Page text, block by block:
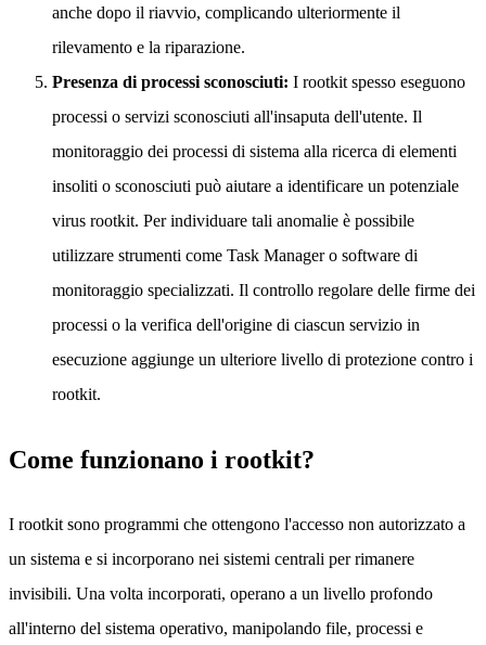
anche dopo il riavvio, complicando ulteriormente il
rilevamento e la riparazione.
Presenza di processi sconosciuti: I rootkit spesso eseguono
processi o servizi sconosciuti all'insaputa dell'utente. Il
monitoraggio dei processi di sistema alla ricerca di elementi
insoliti o sconosciuti può aiutare a identificare un potenziale
virus rootkit. Per individuare tali anomalie è possibile
utilizzare strumenti come Task Manager o software di
monitoraggio specializzati. Il controllo regolare delle firme dei
processi o la verifica dell'origine di ciascun servizio in
esecuzione aggiunge un ulteriore livello di protezione contro i
rootkit.
Come funzionano i rootkit?
I rootkit sono programmi che ottengono l'accesso non autorizzato a
un sistema e si incorporano nei sistemi centrali per rimanere
invisibili. Una volta incorporati, operano a un livello profondo
all'interno del sistema operativo, manipolando file, processi e